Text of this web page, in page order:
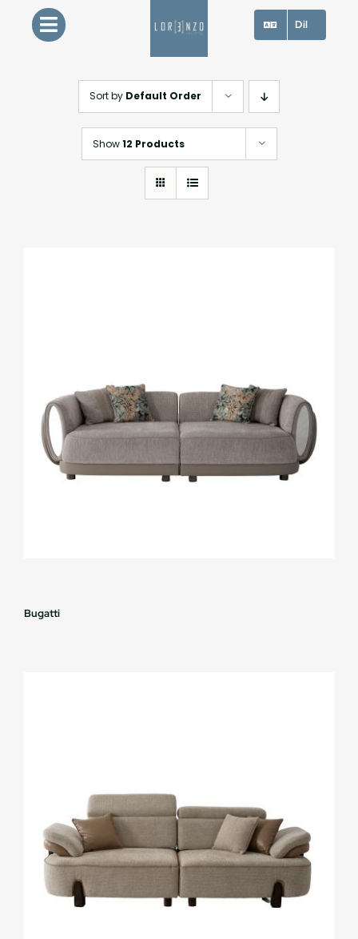
Dil
Sort by Default Order
Show12 Products
Bugatti